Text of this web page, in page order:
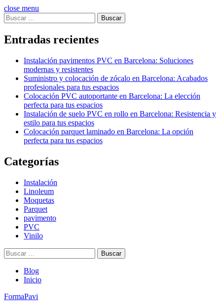
close menu
Buscar:
Entradas recientes
Instalación pavimentos PVC en Barcelona: Soluciones
modernas y resistentes
Suministro y colocación de zócalo en Barcelona: Acabados
profesionales para tus espacios
Colocación PVC autoportante en Barcelona: La elección
perfecta para tus espacios
Instalación de suelo PVC en rollo en Barcelona: Resistencia y
estilo para tus espacios
Colocación parquet laminado en Barcelona: La opción
perfecta para tus espacios
Categorías
Instalación
Linoleum
Moquetas
Parquet
pavimento
PVC
Vinilo
Buscar:
Blog
Inicio
FormaPavi